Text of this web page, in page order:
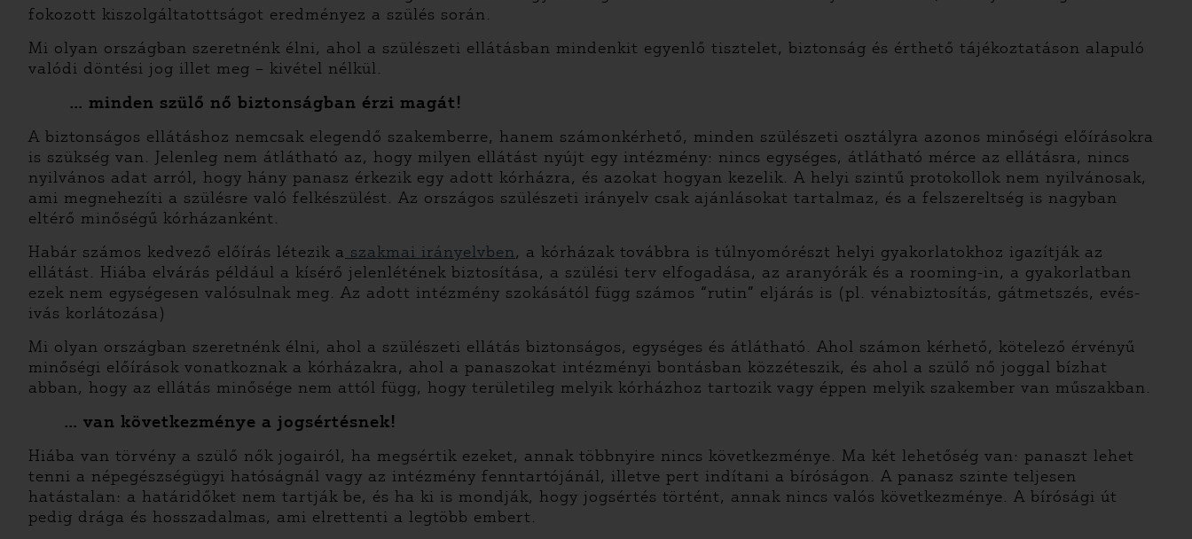
fokozott kiszolgáltatottságot eredményez a szülés során.
Mi olyan országban szeretnénk élni, ahol a szülészeti ellátásban mindenkit egyenlő tisztelet, biztonság és érthető tájékoztatáson alapuló
valódi döntési jog illet meg – kivétel nélkül.
… minden szülő nő biztonságban érzi magát!
A biztonságos ellátáshoz nemcsak elegendő szakemberre, hanem számonkérhető, minden szülészeti osztályra azonos minőségi előírásokra
is szükség van. Jelenleg nem átlátható az, hogy milyen ellátást nyújt egy intézmény: nincs egységes, átlátható mérce az ellátásra, nincs
nyilvános adat arról, hogy hány panasz érkezik egy adott kórházra, és azokat hogyan kezelik. A helyi szintű protokollok nem nyilvánosak,
ami megnehezíti a szülésre való felkészülést. Az országos szülészeti irányelv csak ajánlásokat tartalmaz, és a felszereltség is nagyban
eltérő minőségű kórházanként.
Habár számos kedvező előírás létezik a szakmai irányelvben, a kórházak továbbra is túlnyomórészt helyi gyakorlatokhoz igazítják az
ellátást. Hiába elvárás például a kísérő jelenlétének biztosítása, a szülési terv elfogadása, az aranyórák és a rooming-in, a gyakorlatban
ezek nem egységesen valósulnak meg. Az adott intézmény szokásától függ számos “rutin” eljárás is (pl. vénabiztosítás, gátmetszés, evés-
ivás korlátozása)
Mi olyan országban szeretnénk élni, ahol a szülészeti ellátás biztonságos, egységes és átlátható. Ahol számon kérhető, kötelező érvényű
minőségi előírások vonatkoznak a kórházakra, ahol a panaszokat intézményi bontásban közzéteszik, és ahol a szülő nő joggal bízhat
abban, hogy az ellátás minősége nem attól függ, hogy területileg melyik kórházhoz tartozik vagy éppen melyik szakember van műszakban.
… van következménye a jogsértésnek!
Hiába van törvény a szülő nők jogairól, ha megsértik ezeket, annak többnyire nincs következménye. Ma két lehetőség van: panaszt lehet
tenni a népegészségügyi hatóságnál vagy az intézmény fenntartójánál, illetve pert indítani a bíróságon. A panasz szinte teljesen
hatástalan: a határidőket nem tartják be, és ha ki is mondják, hogy jogsértés történt, annak nincs valós következménye. A bírósági út
pedig drága és hosszadalmas, ami elrettenti a legtöbb embert.